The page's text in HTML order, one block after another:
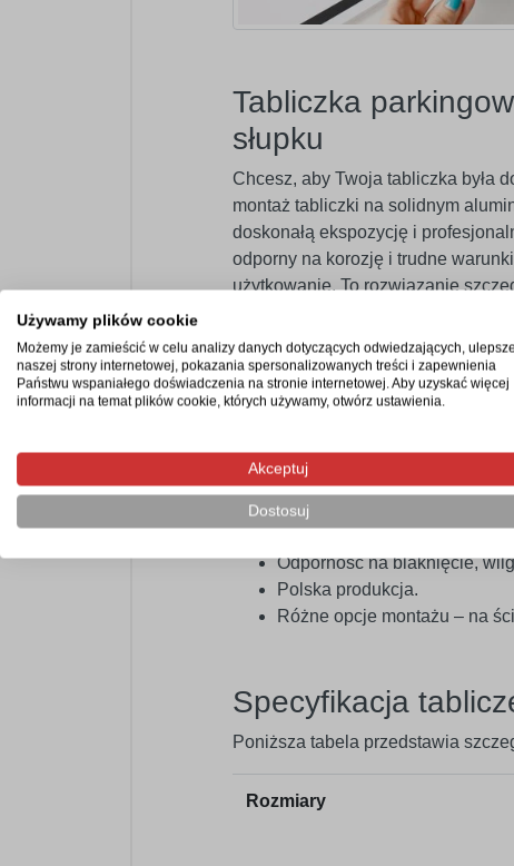
Tabliczka
słupku
Chcesz, aby Twoja tabliczka była
montaż tabliczki na solidnym
doskonałą ekspozycję i
odporny na korozję i trudne
użytkowanie. To rozwiązanie
nieruchomości i właścicieli
oraz estetykę otoczenia.
Dlaczego warto
Szeroki wybór rozmiarów –
Odporność na blaknięcie,
Polska produkcja.
Różne opcje montażu – na
Specyfikacja
Poniższa tabela przedstawia
Rozmiary
Używamy plików cookie
Możemy je zamieścić w celu analizy danych dotyczących odwiedzających,
naszej strony internetowej, pokazania spersonalizowanych treści i zapewnienia
Państwu wspaniałego doświadczenia na stronie internetowej. Aby uzyskać więcej
informacji na temat plików cookie, których używamy, otwórz ustawienia.
Akceptuj
Dostosuj